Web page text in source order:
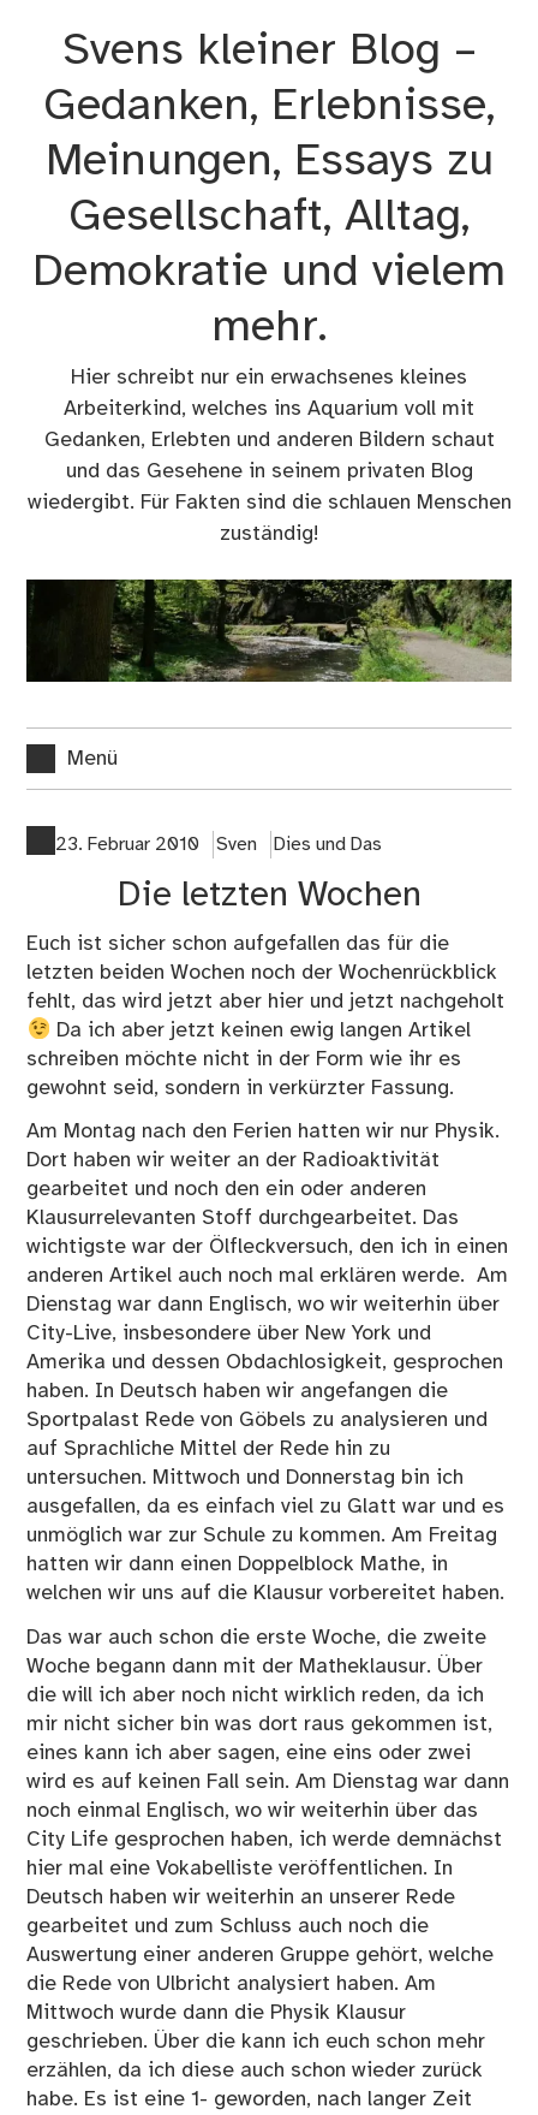
Svens kleiner Blog –
Gedanken, Erlebnisse,
Meinungen, Essays zu
Gesellschaft, Alltag,
Demokratie und vielem
mehr.
Hier schreibt nur ein erwachsenes kleines
Arbeiterkind, welches ins Aquarium voll mit
Gedanken, Erlebten und anderen Bildern schaut
und das Gesehene in seinem privaten Blog
wiedergibt. Für Fakten sind die schlauen Menschen
zuständig!
Menü
23. Februar 2010 Sven Dies und Das
Die letzten Wochen
Euch ist sicher schon aufgefallen das für die
letzten beiden Wochen noch der Wochenrückblick
fehlt, das wird jetzt aber hier und jetzt nachgeholt
Da ich aber jetzt keinen ewig langen Artikel
schreiben möchte nicht in der Form wie ihr es
gewohnt seid, sondern in verkürzter Fassung.
Am Montag nach den Ferien hatten wir nur Physik.
Dort haben wir weiter an der Radioaktivität
gearbeitet und noch den ein oder anderen
Klausurrelevanten Stoff durchgearbeitet. Das
wichtigste war der Ölfleckversuch, den ich in einen
anderen Artikel auch noch mal erklären werde. Am
Dienstag war dann Englisch, wo wir weiterhin über
City-Live, insbesondere über New York und
Amerika und dessen Obdachlosigkeit, gesprochen
haben. In Deutsch haben wir angefangen die
Sportpalast Rede von Göbels zu analysieren und
auf Sprachliche Mittel der Rede hin zu
untersuchen. Mittwoch und Donnerstag bin ich
ausgefallen, da es einfach viel zu Glatt war und es
unmöglich war zur Schule zu kommen. Am Freitag
hatten wir dann einen Doppelblock Mathe, in
welchen wir uns auf die Klausur vorbereitet haben.
Das war auch schon die erste Woche, die zweite
Woche begann dann mit der Matheklausur. Über
die will ich aber noch nicht wirklich reden, da ich
mir nicht sicher bin was dort raus gekommen ist,
eines kann ich aber sagen, eine eins oder zwei
wird es auf keinen Fall sein. Am Dienstag war dann
noch einmal Englisch, wo wir weiterhin über das
City Life gesprochen haben, ich werde demnächst
hier mal eine Vokabelliste veröffentlichen. In
Deutsch haben wir weiterhin an unserer Rede
gearbeitet und zum Schluss auch noch die
Auswertung einer anderen Gruppe gehört, welche
die Rede von Ulbricht analysiert haben. Am
Mittwoch wurde dann die Physik Klausur
geschrieben. Über die kann ich euch schon mehr
erzählen, da ich diese auch schon wieder zurück
habe. Es ist eine 1- geworden, nach langer Zeit